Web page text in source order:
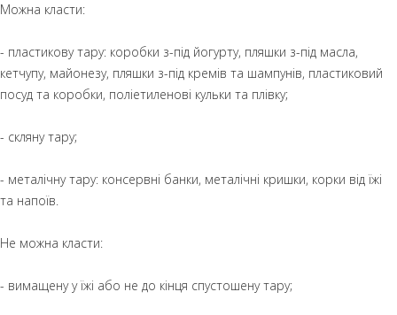
Можна класти:
- пластикову тару: коробки з-під йогурту, пляшки з-під масла,
кетчупу, майонезу, пляшки з-під кремів та шампунів, пластиковий
посуд та коробки, поліетиленові кульки та плівку;
- скляну тару;
- металічну тару: консервні банки, металічні кришки, корки від їжі
та напоїв.
Не можна класти:
- вимащену у їжі або не до кінця спустошену тару;